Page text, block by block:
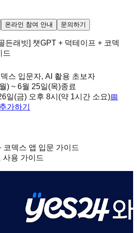
온라인 참여 안내 문의하기
든래빗] 챗GPT + 덕테이프 + 코덱
드
스 입문자, AI 활용 초보자
) ~ 6월 25일(목)종료
일(금) 오후 8시 (약 1시간 소요)📅
가하기
코덱스 앱 입문 가이드
사용 가이드